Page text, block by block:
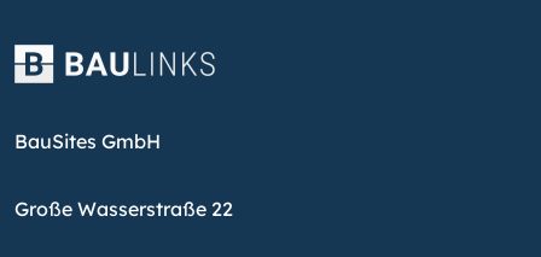
BauSites GmbH
Große Wasserstraße 22